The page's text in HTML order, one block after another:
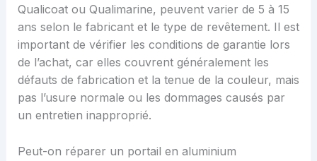
Qualicoat ou Qualimarine, peuvent varier de 5 à 15
ans selon le fabricant et le type de revêtement. Il est
important de vérifier les conditions de garantie lors
de l’achat, car elles couvrent généralement les
défauts de fabrication et la tenue de la couleur, mais
pas l’usure normale ou les dommages causés par
un entretien inapproprié.
Peut-on réparer un portail en aluminium